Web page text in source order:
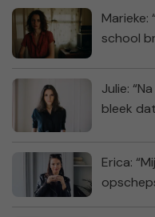
Marieke:
school
Julie:
bleek
Erica: